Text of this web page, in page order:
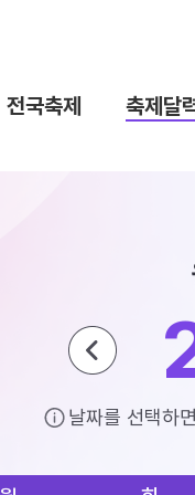
전국축제 축제달
날짜를 선택하